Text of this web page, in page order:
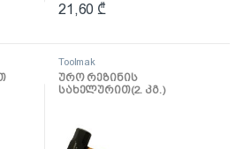
21,60 ₾
Toolmak
ურო რეზინის
სახელურით(2. კგ.)